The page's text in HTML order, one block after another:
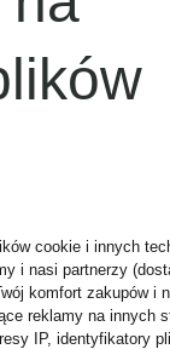
839 zł
cookie i innych
i nasi partnerzy
komfort zakupów i
reklamy na innych
IP, identyfikatory